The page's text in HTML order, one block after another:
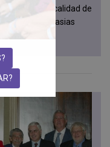
y mejorar la calidad de
y otras Displasias